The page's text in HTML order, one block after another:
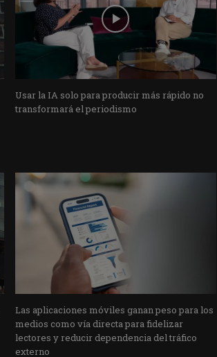
Usar la IA solo para producir más rápido no
transformará el periodismo
Las aplicaciones móviles ganan peso para los
medios como vía directa para fidelizar
lectores y reducir dependencia del tráfico
externo